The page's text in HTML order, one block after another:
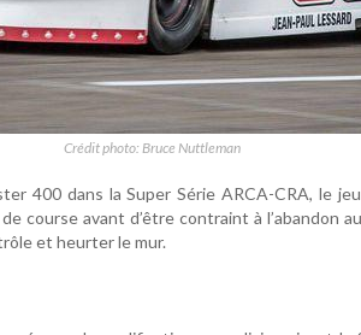
Crédit photo: Bruce Nuttleman
400 dans la Super Série ARCA-CRA, le
course avant d’être contraint à l’abandon
et heurter le mur.